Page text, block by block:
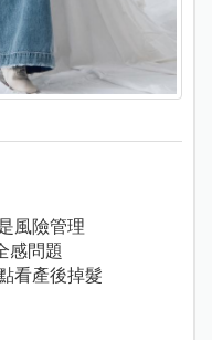
風險管理
感問題
看產後掉髮